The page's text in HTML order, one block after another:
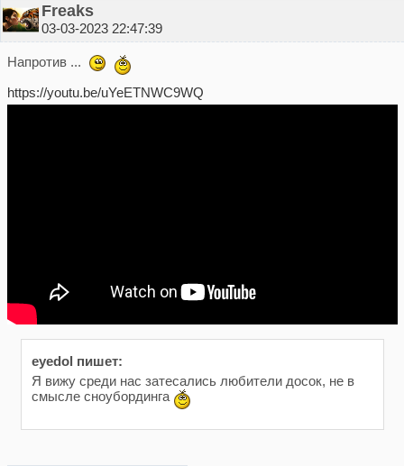
Freaks
03-03-2023 22:47:39
Напротив ...
https://youtu.be/uYeETNWC9WQ
eyedol пишет:
Я вижу среди нас затесались любители досок, не в
смысле сноубординга